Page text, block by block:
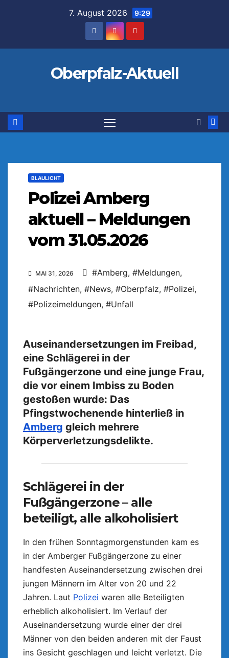
7. August 2026 9:29
Oberpfalz-Aktuell
BLAULICHT
Polizei Amberg
aktuell – Meldungen
vom 31.05.2026
MAI 31, 2026 #Amberg, #Meldungen,
#Nachrichten, #News, #Oberpfalz, #Polizei,
#Polizeimeldungen, #Unfall
Auseinandersetzungen im Freibad,
eine Schlägerei in der
Fußgängerzone und eine junge Frau,
die vor einem Imbiss zu Boden
gestoßen wurde: Das
Pfingstwochenende hinterließ in
Amberg gleich mehrere
Körperverletzungsdelikte.
Schlägerei in der
Fußgängerzone – alle
beteiligt, alle alkoholisiert
In den frühen Sonntagmorgenstunden kam es
in der Amberger Fußgängerzone zu einer
handfesten Auseinandersetzung zwischen drei
jungen Männern im Alter von 20 und 22
Jahren. Laut Polizei waren alle Beteiligten
erheblich alkoholisiert. Im Verlauf der
Auseinandersetzung wurde einer der drei
Männer von den beiden anderen mit der Faust
ins Gesicht geschlagen und leicht verletzt. Die